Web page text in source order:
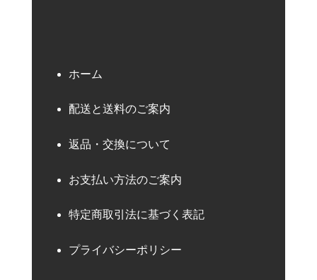
ホーム
配送と送料のご案内
返品・交換について
お支払い方法のご案内
特定商取引法に基づく表記
プライバシーポリシー